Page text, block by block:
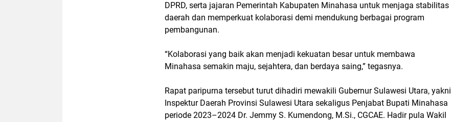
DPRD, serta jajaran Pemerintah Kabupaten Minahasa untuk menjaga stabilitas
daerah dan memperkuat kolaborasi demi mendukung berbagai program
pembangunan.
“Kolaborasi yang baik akan menjadi kekuatan besar untuk membawa
Minahasa semakin maju, sejahtera, dan berdaya saing,” tegasnya.
Rapat paripurna tersebut turut dihadiri mewakili Gubernur Sulawesi Utara, yakni
Inspektur Daerah Provinsi Sulawesi Utara sekaligus Penjabat Bupati Minahasa
periode 2023–2024 Dr. Jemmy S. Kumendong, M.Si., CGCAE. Hadir pula Wakil